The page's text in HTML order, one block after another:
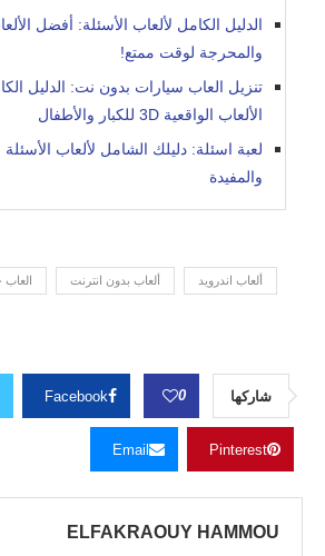
الدليل الكامل لألعاب الأسئلة: أفضل
والمحرجة لوقت ممتع!
تنزيل العاب سيارات بدون نت: الدليل
الألعاب الواقعية 3D للكبار والأطفال
لعبة اسئلة: دليلك الشامل لألعاب الأسئلة
والمفيدة
ألعاب اندرويد ألعاب بدون انترنت
شاركها 0
Facebook
Pinterest
Email
ELFAKRAOUY HAMMOU